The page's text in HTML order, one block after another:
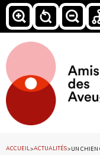
ACCUEIL>ACTUALITÉS>UN CHIEN